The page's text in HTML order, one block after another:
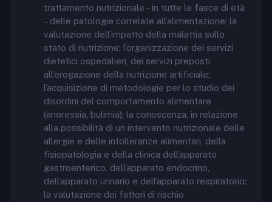
trattamento nutrizionale – in tutte le fasce di età
– delle patologie correlate all’alimentazione; la
valutazione dell’impatto della malattia sullo
stato di nutrizione; l’organizzazione dei servizi
dietetici ospedalieri, dei servizi preposti
all’erogazione della nutrizione artificiale;
l’acquisizione di metodologie per lo studio dei
disordini del comportamento alimentare
(anoressia, bulimia); la conoscenza, in relazione
alla possibilità di un intervento nutrizionale delle
allergie e delle intolleranze alimentari, della
fisiopatologia e della clinica dell’apparato
gastroenterico, dell’apparato endocrino,
dell’apparato urinario e dell’apparato respiratorio;
la valutazione dei fattori di rischio